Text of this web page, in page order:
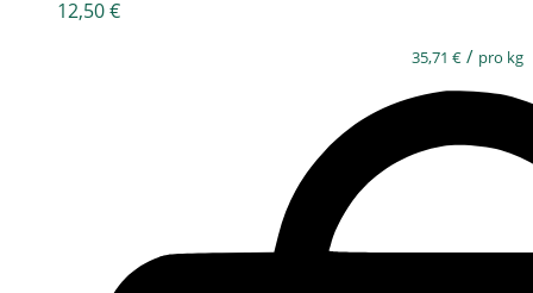
12,50€
35,71 € / pro kg